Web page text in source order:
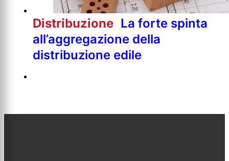
Distribuzione La forte spinta
all’aggregazione della
distribuzione edile